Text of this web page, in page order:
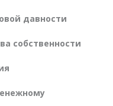
давности
собственности